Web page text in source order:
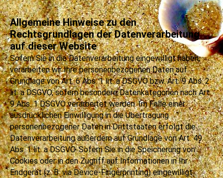
Allgemeine Hinweise zu den
Rechtsgrundlagen der Datenverarbeitung
auf dieser Website
Sofern Sie in die Datenverarbeitung eingewilligt haben,
verarbeiten wir Ihre personenbezogenen Daten auf
Grundlage von Art. 6 Abs. 1 lit. a DSGVO bzw. Art. 9 Abs. 2
lit. a DSGVO, sofern besondere Datenkategorien nach Art.
9 Abs. 1 DSGVO verarbeitet werden. Im Falle einer
ausdrücklichen Einwilligung in die Übertragung
personenbezogener Daten in Drittstaaten erfolgt die
Datenverarbeitung außerdem auf Grundlage von Art. 49
Abs. 1 lit. a DSGVO. Sofern Sie in die Speicherung von
Cookies oder in den Zugriff auf Informationen in Ihr
Endgerät (z. B. via Device-Fingerprinting) eingewilligt